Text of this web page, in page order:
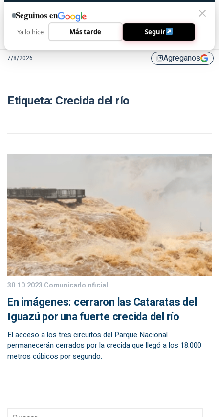
7/8/2026 library_addAgreganos
Etiqueta: Crecida del río
30.10.2023 Comunicado oficial
En imágenes: cerraron las Cataratas del
Iguazú por una fuerte crecida del río
El acceso a los tres circuitos del Parque Nacional
permanecerán cerrados por la crecida que llegó a los 18.000
metros cúbicos por segundo.
Seguinos en
Ya lo hice Más tarde Seguir